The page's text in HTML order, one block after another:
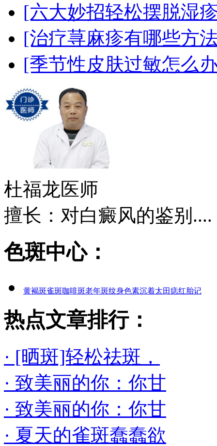
[六大妙招轻松摆脱湿
[治疗荨麻疹有哪些方
[季节性皮肤过敏怎么
杜福龙医师
擅长：对白癜风的鉴别....
色斑中心：
黄褐斑雀斑咖啡斑老年斑纹身色素沉着太田痣红胎记
热点文章排行：
· [晒斑]轻松祛斑，
· 致美丽的你：你甘
· 致美丽的你：你甘
· 夏天的雀斑蠢蠢欲